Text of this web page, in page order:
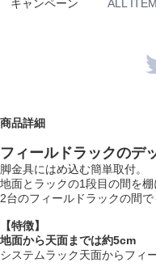
キャンペーン ALL ITEM
商品詳細
フィールドラックのデ
脚金具にはめ込む簡単取付。
地面とラックの1段目の間を棚
2台のフィールドラックの間で
【特徴】
地面から天面までは約5cm
システムラック天面からフィ